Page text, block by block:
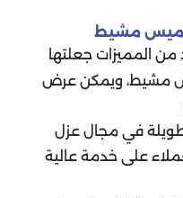
مشيط
المميزات جعلتها
مشيط، ويمكن عرض
في مجال عزل
على خدمة عالية